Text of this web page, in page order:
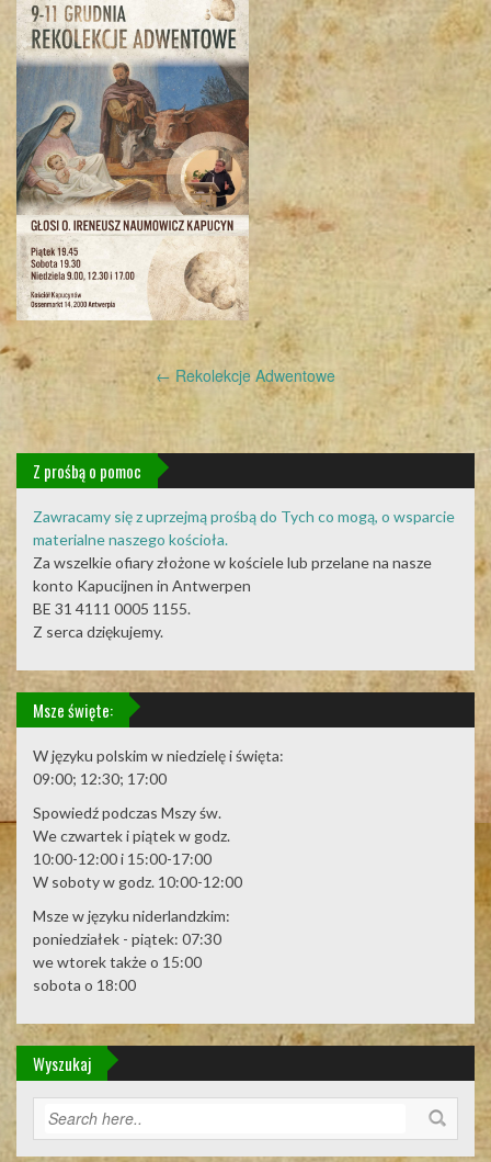
Post
navigation
← Rekolekcje Adwentowe
Z prośbą o pomoc
Zawracamy się z uprzejmą prośbą do Tych co mogą, o wsparcie
materialne naszego kościoła.
Za wszelkie ofiary złożone w kościele lub przelane na nasze
konto Kapucijnen in Antwerpen
BE 31 4111 0005 1155.
Z serca dziękujemy.
Msze święte:
W języku polskim w niedzielę i święta:
09:00; 12:30; 17:00
Spowiedź podczas Mszy św.
We czwartek i piątek w godz.
10:00-12:00 i 15:00-17:00
W soboty w godz. 10:00-12:00
Msze w języku niderlandzkim:
poniedziałek - piątek: 07:30
we wtorek także o 15:00
sobota o 18:00
Wyszukaj